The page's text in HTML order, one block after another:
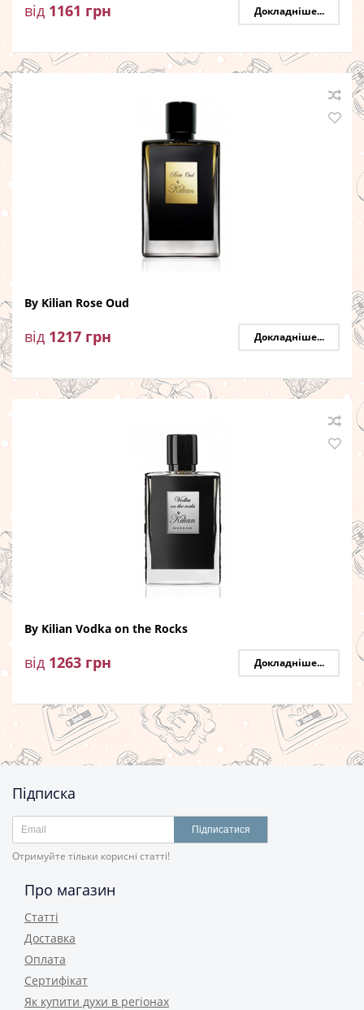
від 1161 грн Докладніше...
By Kilian Rose Oud
від 1217 грн Докладніше...
By Kilian Vodka on the Rocks
від 1263 грн Докладніше...
Підписка
Підписатися
Отримуйте тільки корисні статті!
Про магазин
Статті
Доставка
Оплата
Сертифікат
Як купити духи в регіонах